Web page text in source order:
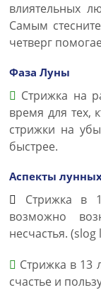
влиятельных
Самым
четверг
Фаза Луны
Стрижка на
время для тех,
стрижки на
быстрее.
Аспекты
Стрижка в
возможно
несчастья. (slog
Стрижка в 13
счастье и